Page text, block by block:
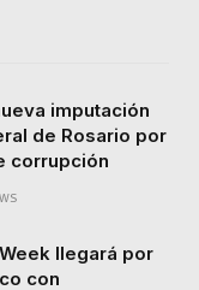
imputación
de Rosario por
corrupción
llegará por
con